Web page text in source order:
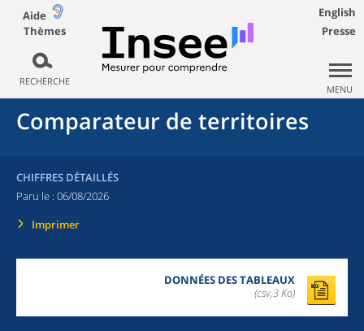
Aide
Thèmes
RECHERCHE
English
Presse
MENU
Comparateur de territoires
CHIFFRES DÉTAILLÉS
Paru le : 06/08/2026
Imprimer
DONNÉES DES TABLEAUX
(csv,3 Ko)